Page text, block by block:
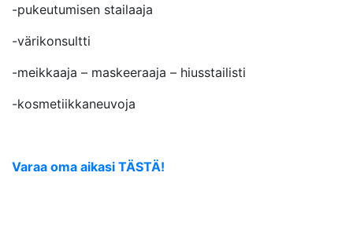
-pukeutumisen stailaaja
-värikonsultti
-meikkaaja – maskeeraaja – hiusstailisti
-kosmetiikkaneuvoja
Varaa oma aikasi TÄSTÄ!